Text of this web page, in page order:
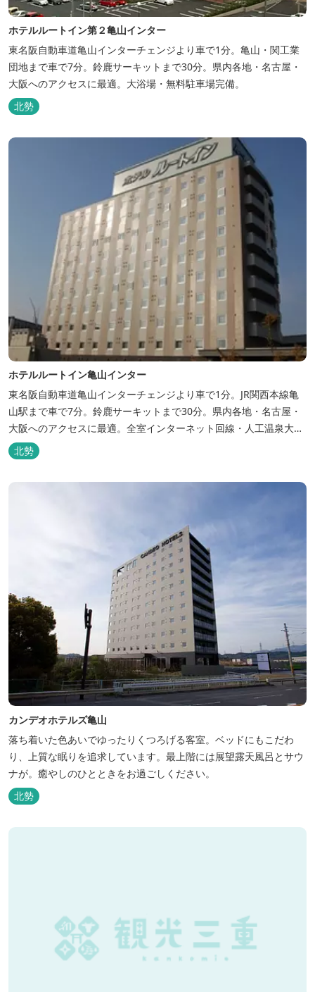
ホテルルートイン第２亀山インター
東名阪自動車道亀山インターチェンジより車で1分。亀山・関工業
団地まで車で7分。鈴鹿サーキットまで30分。県内各地・名古屋・
大阪へのアクセスに最適。大浴場・無料駐車場完備。
北勢
ホテルルートイン亀山インター
東名阪自動車道亀山インターチェンジより車で1分。JR関西本線亀
山駅まで車で7分。鈴鹿サーキットまで30分。県内各地・名古屋・
大阪へのアクセスに最適。全室インターネット回線・人工温泉大浴
場・無料平面駐車場89台完備。
北勢
カンデオホテルズ亀山
落ち着いた色あいでゆったりくつろげる客室。ベッドにもこだわ
り、上質な眠りを追求しています。最上階には展望露天風呂とサウ
ナが。癒やしのひとときをお過ごしください。
北勢